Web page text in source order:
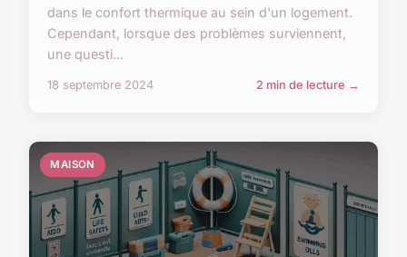
dans le confort thermique au sein d'un logement.
Cependant, lorsque des problèmes surviennent,
une questi...
18 septembre 2024 2 min de lecture →
MAISON